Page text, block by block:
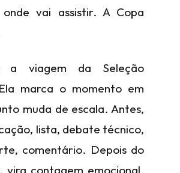
onde vai assistir. A Copa
a viagem da Seleção
marca o momento em
muda de escala. Antes,
lista, debate técnico,
comentário. Depois do